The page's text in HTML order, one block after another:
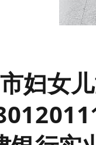
妇女